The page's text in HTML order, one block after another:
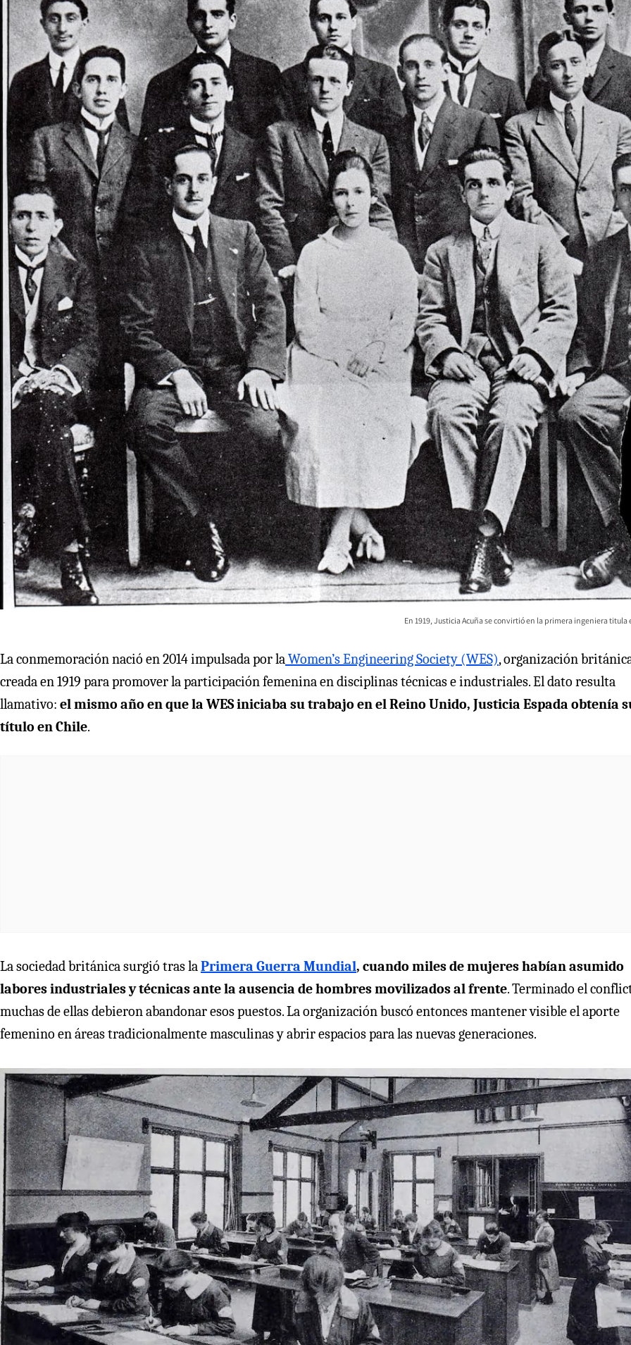
En 1919, Justicia Acuña se convirtió en la primera ingeniera titula
La conmemoración nació en 2014 impulsada por laWomen’s Engineering Society (WES), organización
creada en 1919 para promover la participación femenina en disciplinas técnicas e industriales. El dato resulta
llamativo: el mismo año en que la WES iniciaba su trabajo en el Reino Unido, Justicia Espada obtenía
título en Chile.
La sociedad británica surgió tras laPrimera Guerra Mundial, cuando miles de mujeres habían asumido
labores industriales y técnicas ante la ausencia de hombres movilizados al frente. Terminado el
muchas de ellas debieron abandonar esos puestos. La organización buscó entonces mantener visible el aporte
femenino en áreas tradicionalmente masculinas y abrir espacios para las nuevas generaciones.